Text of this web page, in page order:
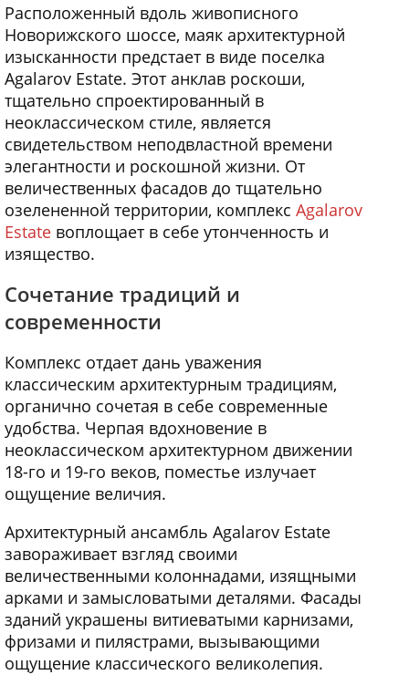
Расположенный вдоль живописного
Новорижского шоссе, маяк архитектурной
изысканности предстает в виде поселка
Agalarov Estate. Этот анклав роскоши,
тщательно спроектированный в
неоклассическом стиле, является
свидетельством неподвластной времени
элегантности и роскошной жизни. От
величественных фасадов до тщательно
озелененной территории, комплекс Agalarov
Estate воплощает в себе утонченность и
изящество.
Сочетание традиций и
современности
Комплекс отдает дань уважения
классическим архитектурным традициям,
органично сочетая в себе современные
удобства. Черпая вдохновение в
неоклассическом архитектурном движении
18-го и 19-го веков, поместье излучает
ощущение величия.
Архитектурный ансамбль Agalarov Estate
завораживает взгляд своими
величественными колоннадами, изящными
арками и замысловатыми деталями. Фасады
зданий украшены витиеватыми карнизами,
фризами и пилястрами, вызывающими
ощущение классического великолепия.